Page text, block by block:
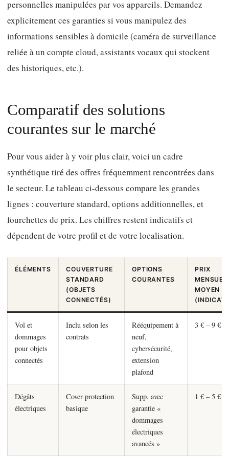
personnelles manipulées par vos appareils. Demandez
explicitement ces garanties si vous manipulez des
informations sensibles à domicile (caméra de surveillance
reliée à un compte cloud, assistants vocaux qui stockent
des historiques, etc.).
Comparatif des solutions
courantes sur le marché
Pour vous aider à y voir plus clair, voici un cadre
synthétique tiré des offres fréquemment rencontrées dans
le secteur. Le tableau ci-dessous compare les grandes
lignes : couverture standard, options additionnelles, et
fourchettes de prix. Les chiffres restent indicatifs et
dépendent de votre profil et de votre localisation.
ÉLÉMENTS
COUVERTURE
STANDARD
(OBJETS
CONNECTÉS)
OPTIONS
COURANTES
PRIX
MENSUEL
MOYEN
Vol et
dommages
pour objets
connectés
Inclu selon les
contrats
Rééquipement à
neuf,
cybersécurité,
extension
plafond
3 € – 9 €
Dégâts
électriques
Cover protection
basique
Supp. avec
garantie «
dommages
électriques
avancés »
1 € – 5 €